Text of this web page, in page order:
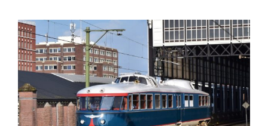
Bekijk
grotere
afbeelding